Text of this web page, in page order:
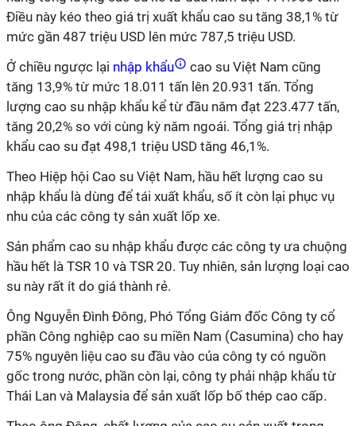
Điều này kéo theo giá trị xuất khẩu cao su tăng 38,1% từ
mức gần 487 triệu USD lên mức 787,5 triệu USD.
Ở chiều ngược lại nhập khẩu
cao su Việt Nam cũng
tăng 13,9% từ mức 18.011 tấn lên 20.931 tấn. Tổng
lượng cao su nhập khẩu kể từ đầu năm đạt 223.477 tấn,
tăng 20,2% so với cùng kỳ năm ngoái. Tổng giá trị nhập
khẩu cao su đạt 498,1 triệu USD tăng 46,1%.
Theo Hiệp hội Cao su Việt Nam, hầu hết lượng cao su
nhập khẩu là dùng để tái xuất khẩu, số ít còn lại phục vụ
nhu của các công ty sản xuất lốp xe.
Sản phẩm cao su nhập khẩu được các công ty ưa chuộng
hầu hết là TSR 10 và TSR 20. Tuy nhiên, sản lượng loại cao
su này rất ít do giá thành rẻ.
Ông Nguyễn Đình Đông, Phó Tổng Giám đốc Công ty cổ
phần Công nghiệp cao su miền Nam (Casumina) cho hay
75% nguyên liệu cao su đầu vào của công ty có nguồn
gốc trong nước, phần còn lại, công ty phải nhập khẩu từ
Thái Lan và Malaysia để sản xuất lốp bố thép cao cấp.